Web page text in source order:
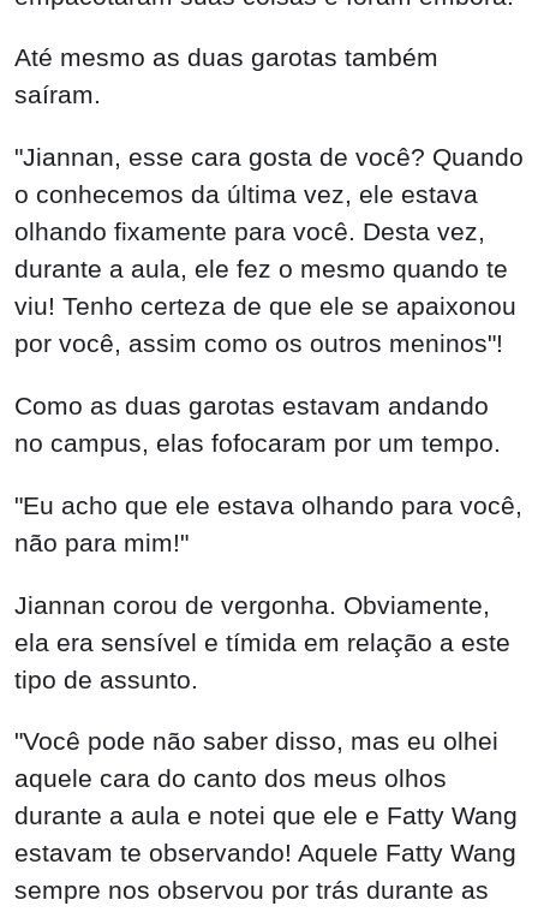
"Eu acho que ele estava olhando para você,
não para mim!"
Jiannan corou de vergonha. Obviamente,
ela era sensível e tímida em relação a este
tipo de assunto.
"Você pode não saber disso, mas eu olhei
aquele cara do canto dos meus olhos
durante a aula e notei que ele e Fatty Wang
estavam te observando! Aquele Fatty Wang
sempre nos observou por trás durante as